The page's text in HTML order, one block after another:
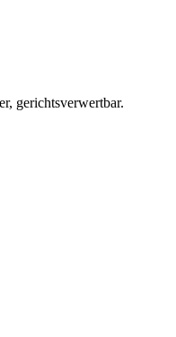
gerichtsverwertbar.